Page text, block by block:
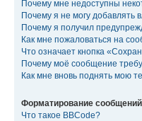
Почему мне недоступны
Почему я не могу добавлять
Почему я получил
Как мне пожаловаться на
Что означает кнопка
Почему моё сообщение
Как мне вновь поднять мою
Форматирование
Что такое BBCode?